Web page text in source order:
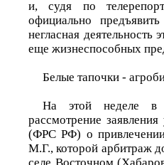
и, судя по
официально
негласная деятельность
еще жизнеспособных
Белые тапочки -
На этой неделе в
рассмотрение
(ФРС РФ) о привлечении
М.Г., которой арбитраж